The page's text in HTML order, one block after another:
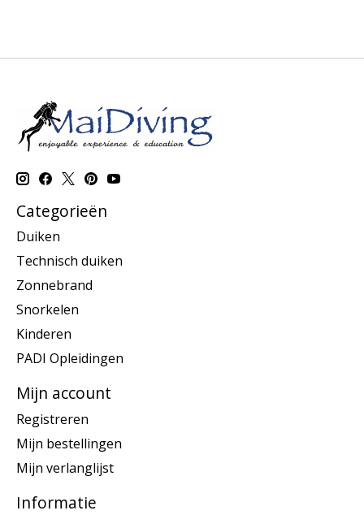
Categorieën
Duiken
Technisch duiken
Zonnebrand
Snorkelen
Kinderen
PADI Opleidingen
Mijn account
Registreren
Mijn bestellingen
Mijn verlanglijst
Informatie